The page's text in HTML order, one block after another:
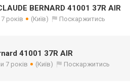
BERNARD 41001 37R AIR
років (Київ) Поскаржитись
41001 37R AIR
7 років (Київ) Поскаржитись